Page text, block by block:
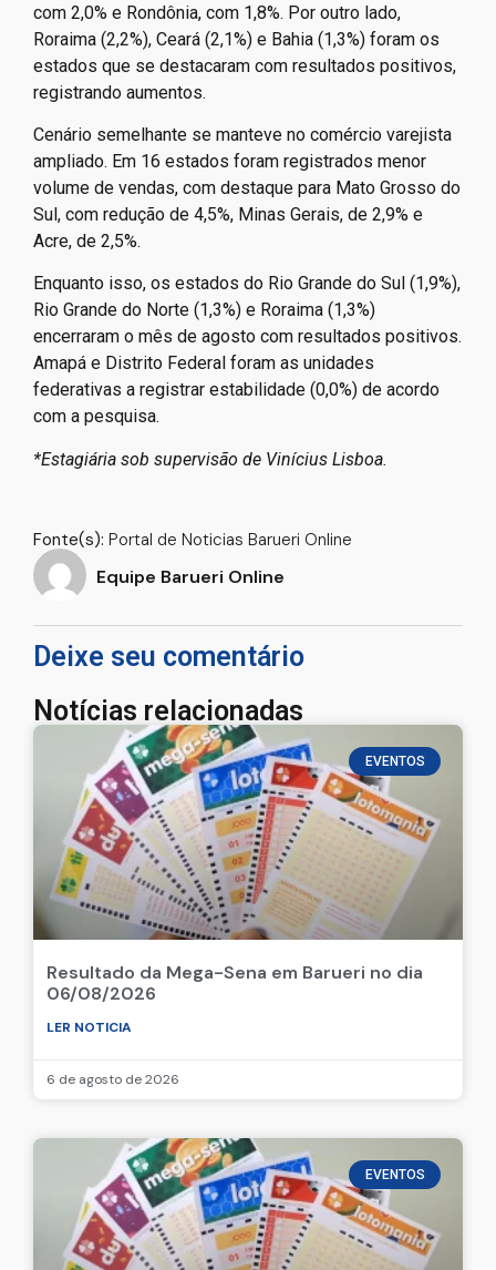
com 2,0% e Rondônia, com 1,8%. Por outro lado,
Roraima (2,2%), Ceará (2,1%) e Bahia (1,3%) foram os
estados que se destacaram com resultados positivos,
registrando aumentos.
Cenário semelhante se manteve no comércio varejista
ampliado. Em 16 estados foram registrados menor
volume de vendas, com destaque para Mato Grosso do
Sul, com redução de 4,5%, Minas Gerais, de 2,9% e
Acre, de 2,5%.
Enquanto isso, os estados do Rio Grande do Sul (1,9%),
Rio Grande do Norte (1,3%) e Roraima (1,3%)
encerraram o mês de agosto com resultados positivos.
Amapá e Distrito Federal foram as unidades
federativas a registrar estabilidade (0,0%) de acordo
com a pesquisa.
*Estagiária sob supervisão de Vinícius Lisboa.
Fonte(s): Portal de Noticias Barueri Online
Equipe Barueri Online
Deixe seu comentário
Notícias relacionadas
EVENTOS
Resultado da Mega-Sena em Barueri no dia
06/08/2026
LER NOTICIA
6 de agosto de 2026
EVENTOS